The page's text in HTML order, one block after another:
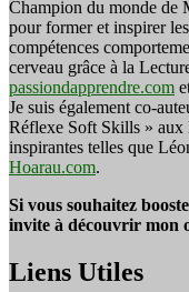
Champion du monde de
pour former et inspirer
compétences
cerveau grâce à la
passiondapprendre.com
Je suis également co-
Réflexe Soft Skills » aux
inspirantes telles que
Hoarau.com.
Si vous souhaitez
invite à découvrir mon
Liens Utiles